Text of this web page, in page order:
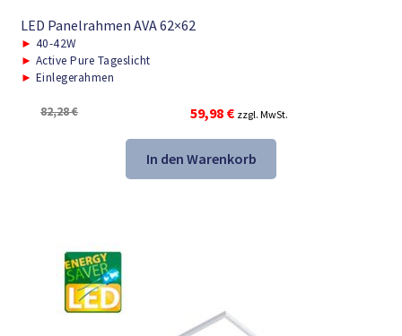
LED Panelrahmen AVA 62×62
► 40-42W
► Active Pure Tageslicht
► Einlegerahmen
82,28€
Ursprünglicher
war:
82,28 €
59,98 €Aktueller
ist:
59,98 €.
zzgl. MwSt.
In den Warenkorb